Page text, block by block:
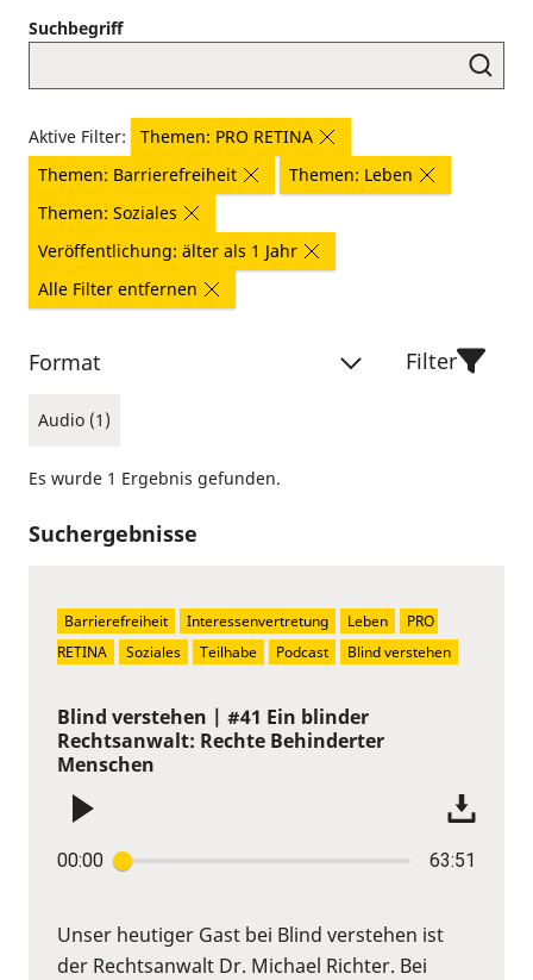
Suchbegriff
Aktive Filter:
Themen: PRO RETINA
Themen: Barrierefreiheit
Themen: Leben
Themen: Soziales
Veröffentlichung: älter als 1 Jahr
Alle Filter entfernen
Format
Audio (1)
Filter
Es wurde 1 Ergebnis gefunden.
Suchergebnisse
Blind verstehen | #41 Ein blinder
Rechtsanwalt: Rechte Behinderter
Menschen
00:00 63:51
Unser heutiger Gast bei Blind verstehen ist
der Rechtsanwalt Dr. Michael Richter. Bei
Barrierefreiheit Interessenvertretung Leben
PRO
RETINA
Soziales Teilhabe Podcast Blind verstehen